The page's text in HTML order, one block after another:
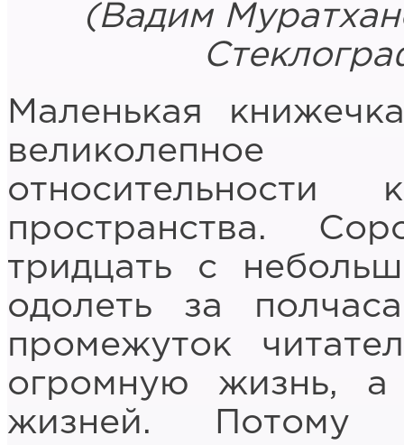
(Вадим
Маленькая
пространства.
тридцать с
одолеть за
промежуток
огромную жизнь, а
жизней. Потому